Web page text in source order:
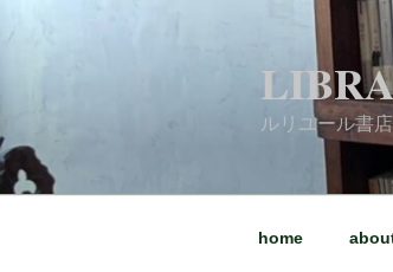
へ
ス
ルリユール書店
home